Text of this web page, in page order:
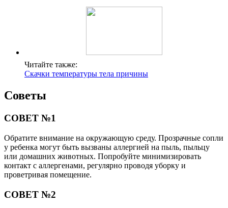
Читайте также:
Скачки температуры тела причины
Советы
СОВЕТ №1
Обратите внимание на окружающую среду. Прозрачные сопли
у ребенка могут быть вызваны аллергией на пыль, пыльцу
или домашних животных. Попробуйте минимизировать
контакт с аллергенами, регулярно проводя уборку и
проветривая помещение.
СОВЕТ №2